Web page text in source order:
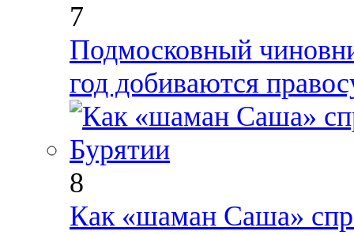
7
Подмосковный
год добиваются
8
Как «шаман Саша»